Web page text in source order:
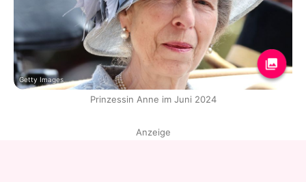
Getty Images
Prinzessin Anne im Juni 2024
Anzeige